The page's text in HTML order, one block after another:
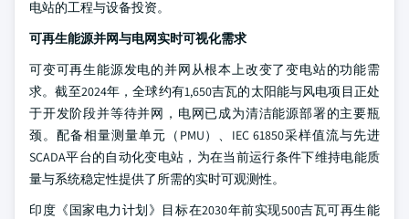
电站的工程与设备投资。
可再生能源并网与电网实时可视化需求
可变可再生能源发电的并网从根本上改变了变电站的功能需
求。截至2024年，全球约有1,650吉瓦的太阳能与风电项目正处
于开发阶段并等待并网，电网已成为清洁能源部署的主要瓶
颈。配备相量测量单元（PMU）、IEC 61850采样值流与先进
SCADA平台的自动化变电站，为在当前运行条件下维持电能质
量与系统稳定性提供了所需的实时可观测性。
印度《国家电力计划》目标在2030年前实现500吉瓦可再生能